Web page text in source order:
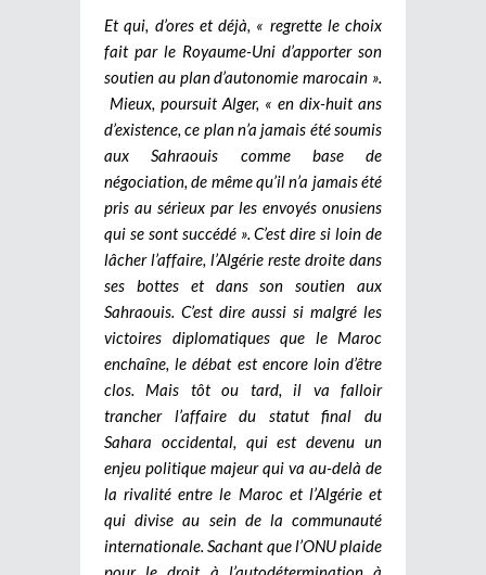
Et qui, d’ores et déjà, « regrette le choix
fait par le Royaume-Uni d’apporter son
soutien au plan d’autonomie marocain ».
Mieux, poursuit Alger, « en dix-huit ans
d’existence, ce plan n’a jamais été soumis
aux Sahraouis comme base de
négociation, de même qu’il n’a jamais été
pris au sérieux par les envoyés onusiens
qui se sont succédé ». C’est dire si loin de
lâcher l’affaire, l’Algérie reste droite dans
ses bottes et dans son soutien aux
Sahraouis. C’est dire aussi si malgré les
victoires diplomatiques que le Maroc
enchaîne, le débat est encore loin d’être
clos. Mais tôt ou tard, il va falloir
trancher l’affaire du statut final du
Sahara occidental, qui est devenu un
enjeu politique majeur qui va au-delà de
la rivalité entre le Maroc et l’Algérie et
qui divise au sein de la communauté
internationale. Sachant que l’ONU plaide